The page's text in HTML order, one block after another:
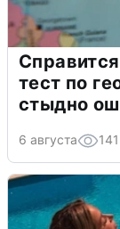
тест по
стыдно
6 августа 141